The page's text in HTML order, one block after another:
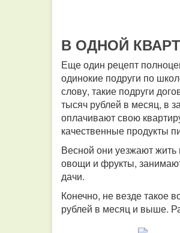
В ОДНОЙ
Еще один рецепт
одинокие подруги по
слову, такие подруги
тысяч рублей в месяц, в
оплачивают свою
качественные продукты
Весной они уезжают
овощи и фрукты,
дачи.
Конечно, не везде такое
рублей в месяц и выше.